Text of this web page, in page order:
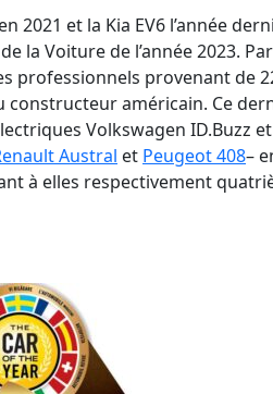
en 2021 et la Kia EV6 l’année
la Voiture de l’année 2023.
professionnels provenant de
constructeur américain. Ce
Volkswagen ID.Buzz
Austral et Peugeot 408–
à elles respectivement